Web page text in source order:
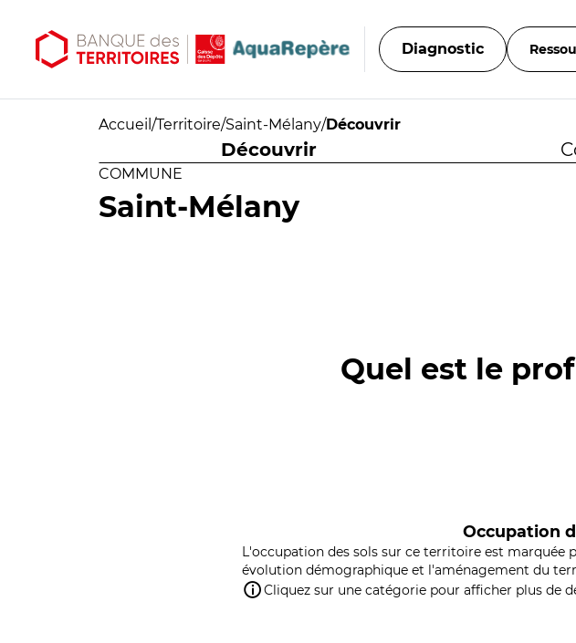
Diagnostic
Accueil /Territoire/Saint-Mélany/Découvrir
Découvrir
COMMUNE
Saint-Mélany
Quel est le
Occupation
L'occupation des sols sur ce territoire est marquée
évolution démographique et l'aménagement du
Cliquez sur une catégorie pour afficher plus de